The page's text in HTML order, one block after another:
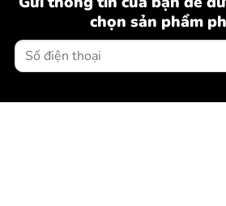
chọn sản phẩm